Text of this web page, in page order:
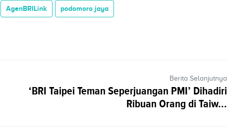
AgenBRILink podomoro jaya
Berita Selanjutnya
‘BRI Taipei Teman Seperjuangan PMI’ Dihadiri
Ribuan Orang di Taiw...